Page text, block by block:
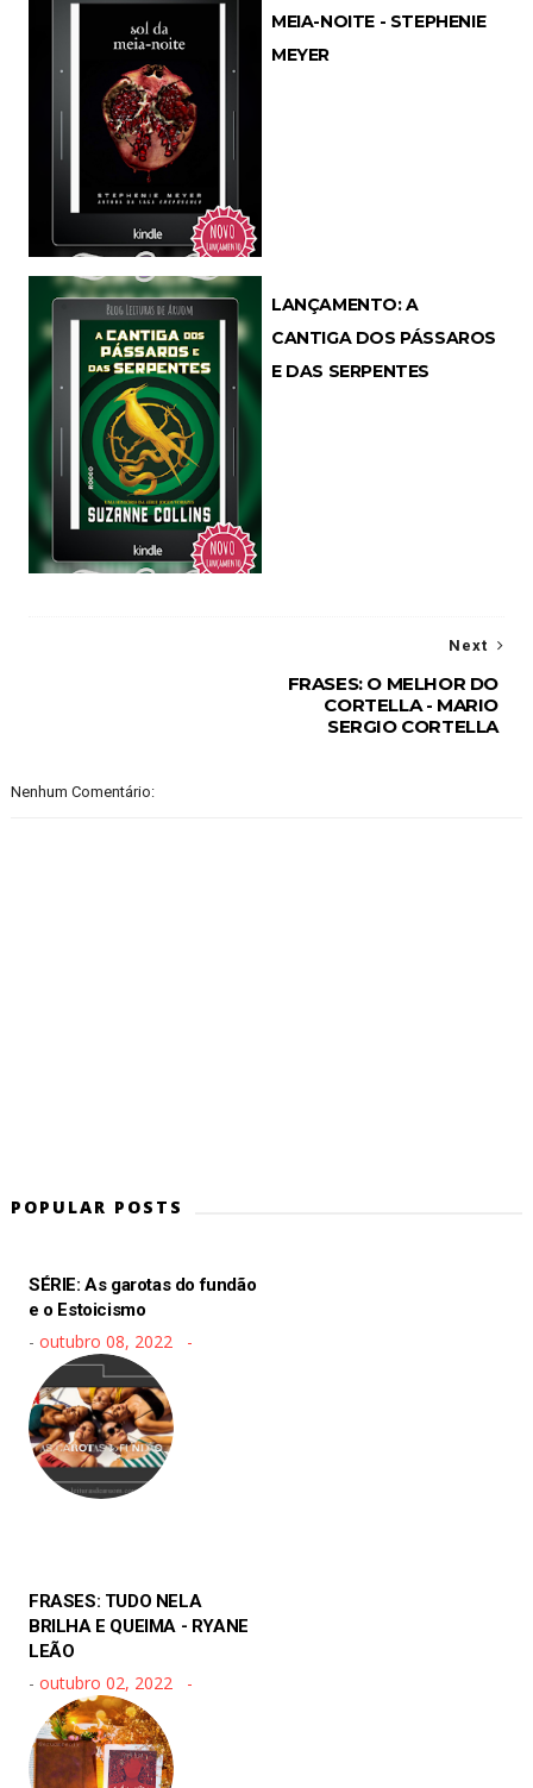
MEIA-NOITE - STEPHENIE
MEYER
LANÇAMENTO: A
CANTIGA DOS PÁSSAROS
E DAS SERPENTES
Next
FRASES: O MELHOR DO
CORTELLA - MARIO
SERGIO CORTELLA
Nenhum Comentário:
POPULAR POSTS
SÉRIE: As garotas do fundão
e o Estoicismo
- outubro 08, 2022
FRASES: TUDO NELA
BRILHA E QUEIMA - RYANE
LEÃO
- outubro 02, 2022